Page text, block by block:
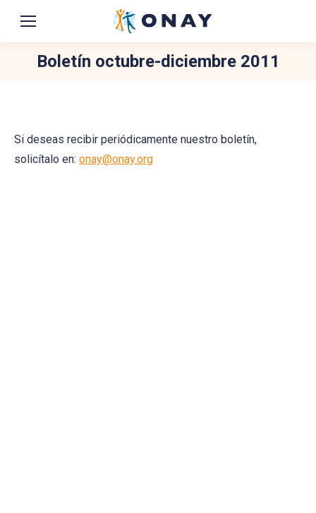
Boletín octubre-diciembre 2011
Si deseas recibir periódicamente nuestro boletín,
solicítalo en: onay@onay.org